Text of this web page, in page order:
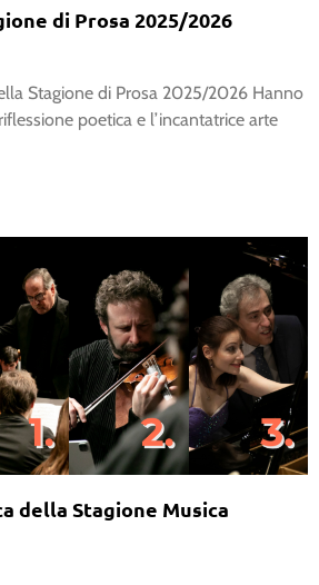
di Prosa 2025/2026
Stagione di Prosa 2025/2026 Hanno
poetica e l’incantatrice arte
della Stagione Musica